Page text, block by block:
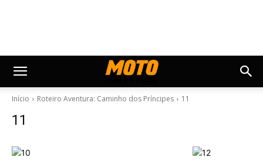
Início Roteiro Aventura: Caminho dos Príncipes 11
11